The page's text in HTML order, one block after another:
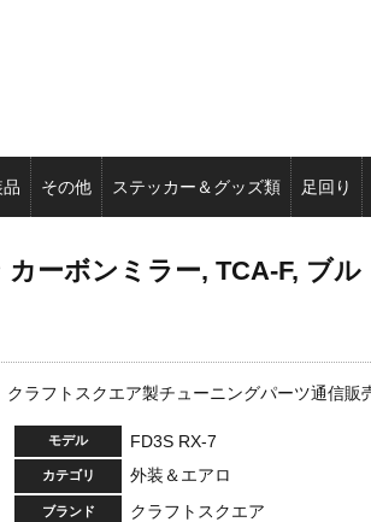
品 その他 ステッカー＆グッズ類 足回り
ーボンミラー, TCA-F, ブル
クラフトスクエア製チューニングパーツ通信販
モデル FD3S RX-7
カテゴリ 外装＆エアロ
ブランド クラフトスクエア